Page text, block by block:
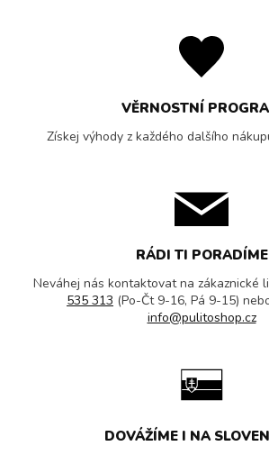
VĚRNOSTNÍ
Získej výhody z každého dalšího
RÁDI TI PORADÍME
Neváhej nás kontaktovat na zákaznické
535 313 (Po-Čt 9-16, Pá 9-15)
info@pulitoshop.cz
DOVÁŽÍME I NA